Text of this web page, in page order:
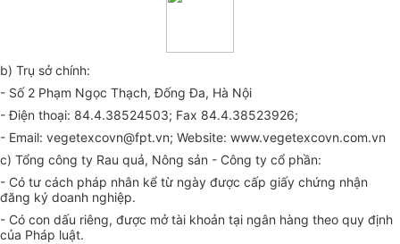
b) Trụ sở chính:
- Số 2 Phạm Ngọc Thạch, Đống Đa, Hà Nội
- Điện thoại: 84.4.38524503; Fax 84.4.38523926;
- Email: vegetexcovn@fpt.vn; Website: www.vegetexcovn.com.vn
c) Tổng công ty Rau quả, Nông sản - Công ty cổ phần:
- Có tư cách pháp nhân kể từ ngày được cấp giấy chứng nhận
đăng ký doanh nghiệp.
- Có con dấu riêng, được mở tài khoản tại ngân hàng theo quy định
của Pháp luật.